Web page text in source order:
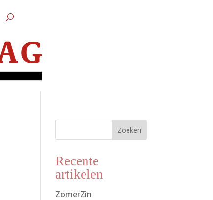
Zoeken
Recente
artikelen
ZomerZin